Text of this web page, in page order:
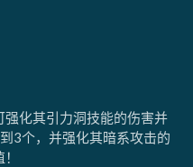
化其引力洞技能的伤害并
3个，并强化其暗系攻击的